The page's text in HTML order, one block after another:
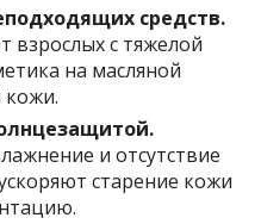
средств.
взрослых с тяжелой
на масляной
кожи.
и отсутствие
старение кожи